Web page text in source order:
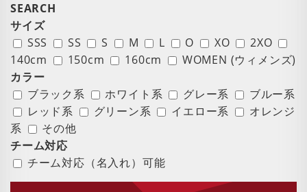
SEARCH
サイズ
SSS
SS S M L O XO
2XO
140cm
150cm 160cm
WOMEN (ウィメンズ)
カラー
ブラック系
ホワイト系 グレー系
ブルー系
レッド系
グリーン系 イエロー系
オレンジ
系
その他
チーム対応
チーム対応（名入れ）可能